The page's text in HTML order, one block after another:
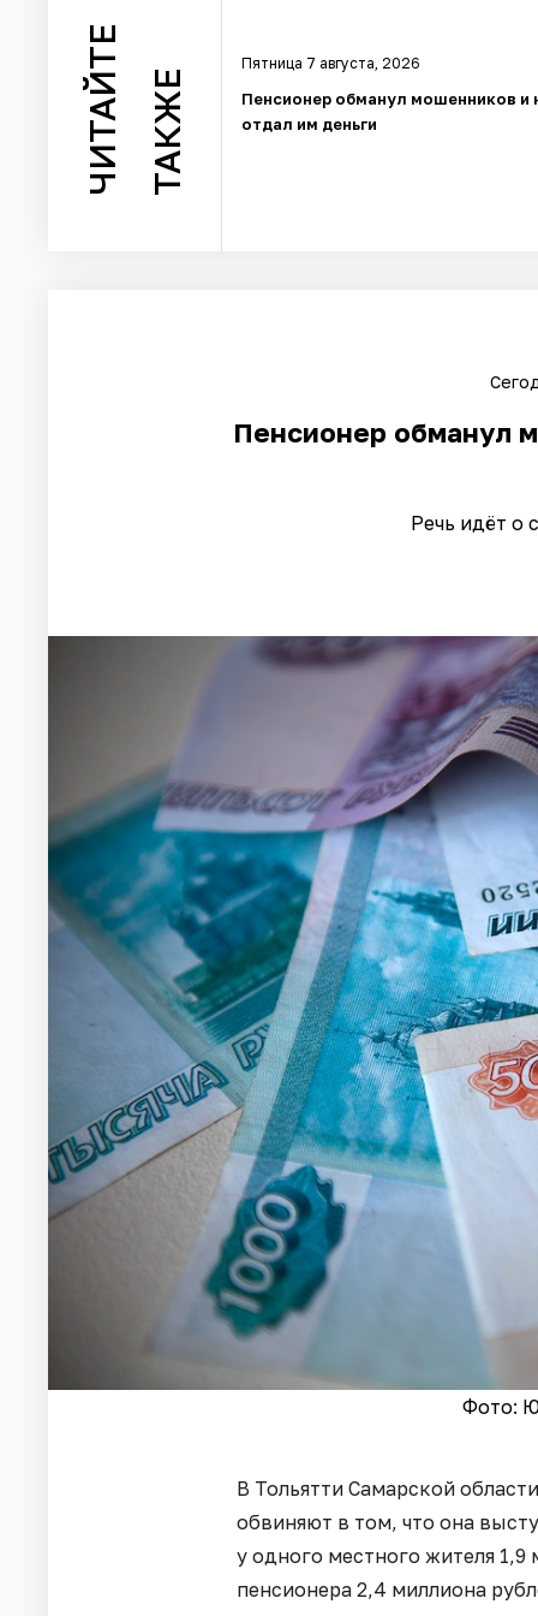
ЧИТАЙТЕ ТАКЖЕ
Пятница 7 августа, 2026
Пенсионер обманул мошенников и
отдал им деньги
Пенсионер обманул
Речь идёт о
Фото:
В Тольятти Самарской
обвиняют в том, что она
у одного местного жителя 1,9
пенсионера 2,4 миллиона